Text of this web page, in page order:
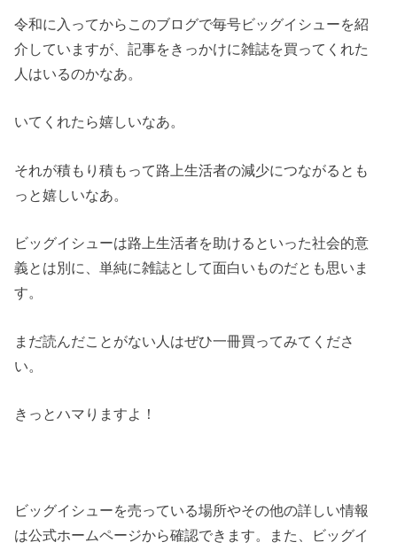
令和に入ってからこのブログで毎号ビッグイシューを紹
介していますが、記事をきっかけに雑誌を買ってくれた
人はいるのかなあ。
いてくれたら嬉しいなあ。
それが積もり積もって路上生活者の減少につながるとも
っと嬉しいなあ。
ビッグイシューは路上生活者を助けるといった社会的意
義とは別に、単純に雑誌として面白いものだとも思いま
す。
まだ読んだことがない人はぜひ一冊買ってみてくださ
い。
きっとハマりますよ！
ビッグイシューを売っている場所やその他の詳しい情報
は公式ホームページから確認できます。また、ビッグイ